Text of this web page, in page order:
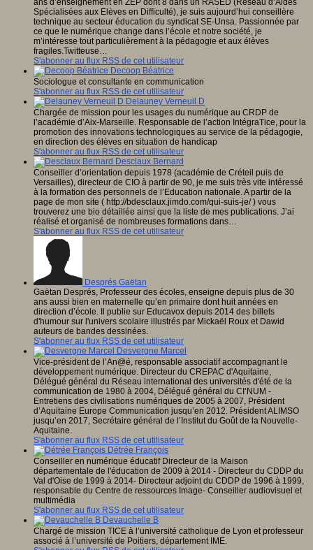
ans d’enseignement en ZEP dont 8 dans un RASED (Réseau d’Aides
Spécialisées aux Elèves en Difficulté), je suis aujourd’hui conseillère
technique au secteur éducation du syndicat SE-Unsa. Passionnée par
ce que le numérique change dans l’école et notre société, je
m’intéresse tout particulièrement à la pédagogie et aux élèves
fragiles.Twitteuse…
S'abonner au flux RSS de cet utilisateur
Decoop Béatrice
Sociologue et consultante en communication
S'abonner au flux RSS de cet utilisateur
Delauney Verneuil D
Chargée de mission pour les usages du numérique au CRDP de
l’académie d’Aix-Marseille. Responsable de l’action IntégraTice, pour la
promotion des innovations technologiques au service de la pédagogie,
en direction des élèves en situation de handicap
S'abonner au flux RSS de cet utilisateur
Desclaux Bernard
Conseiller d’orientation depuis 1978 (académie de Créteil puis de
Versailles), directeur de CIO à partir de 90, je me suis très vite intéressé
à la formation des personnels de l’Education nationale. A partir de la
page de mon site ( http://bdesclaux.jimdo.com/qui-suis-je/ ) vous
trouverez une bio détaillée ainsi que la liste de mes publications. J’ai
réalisé et organisé de nombreuses formations dans…
S'abonner au flux RSS de cet utilisateur
Després Gaëtan
Gaëtan Després, Professeur des écoles, enseigne depuis plus de 30
ans aussi bien en maternelle qu’en primaire dont huit années en
direction d’école. Il publie sur Educavox depuis 2014 des billets
d'humour sur l'univers scolaire illustrés par Mickaël Roux et Dawid
auteurs de bandes dessinées.
S'abonner au flux RSS de cet utilisateur
Desvergne Marcel
Vice-président de l’An@é, responsable associatif accompagnant le
développement numérique. Directeur du CREPAC d'Aquitaine,
Délégué général du Réseau international des universités d'été de la
communication de 1980 à 2004, Délégué général du CI’NUM -
Entretiens des civilisations numériques de 2005 à 2007, Président
d’Aquitaine Europe Communication jusqu’en 2012. Président ALIMSO
jusqu’en 2017, Secrétaire général de l’Institut du Goût de la Nouvelle-
Aquitaine.
S'abonner au flux RSS de cet utilisateur
Détrée François
Conseiller en numérique éducatif Directeur de la Maison
départementale de l'éducation de 2009 à 2014 - Directeur du CDDP du
Val d'Oise de 1999 à 2014- Directeur adjoint du CDDP de 1996 à 1999,
responsable du Centre de ressources Image- Conseiller audiovisuel et
multimédia
S'abonner au flux RSS de cet utilisateur
Devauchelle B
Chargé de mission TICE à l’université catholique de Lyon et professeur
associé à l’université de Poitiers, département IME.